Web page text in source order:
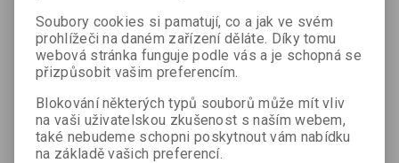
18 180 Kč Cena bez DPH: (Katalogová cena s
DPH: 21 997,80 Kč)
Akční sleva
46 %
Cena bez DPH:9 900 KčCena s DPH: 11 979 Kč


ks Přidat do košíku
Soubory cookies si pamatují, co a jak ve svém
prohlížeči na daném zařízení děláte. Díky tomu
webová stránka funguje podle vás a je schopná se
přizpůsobit vašim preferencím.
Blokování některých typů souborů může mít vliv
na vaši uživatelskou zkušenost s naším webem,
také nebudeme schopni poskytnout vám nabídku
na základě vašich preferencí.